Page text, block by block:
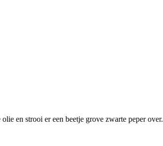
en strooi er een beetje grove zwarte peper over.